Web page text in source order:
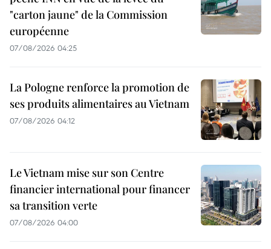
"carton jaune" de la Commission
européenne
07/08/2026 04:25
La Pologne renforce la promotion de
ses produits alimentaires au Vietnam
07/08/2026 04:12
Le Vietnam mise sur son Centre
financier international pour financer
sa transition verte
07/08/2026 04:00